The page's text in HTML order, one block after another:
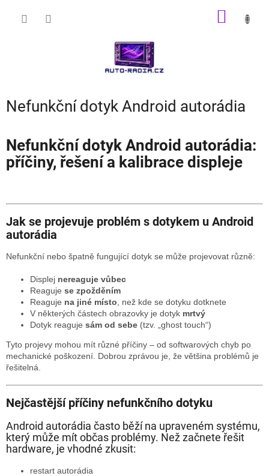
Nefunkční dotyk Android autorádia
Nefunkční dotyk Android autorádia:
příčiny, řešení a kalibrace displeje
Jak se projevuje problém s dotykem u Android
autorádia
Nefunkční nebo špatně fungující dotyk se může projevovat různě:
Displej nereaguje vůbec
Reaguje se zpožděním
Reaguje na jiné místo, než kde se dotyku dotknete
V některých částech obrazovky je dotyk mrtvý
Dotyk reaguje sám od sebe (tzv. „ghost touch“)
Tyto projevy mohou mít různé příčiny – od softwarových chyb po
mechanické poškození. Dobrou zprávou je, že většina problémů je
řešitelná.
Nejčastější příčiny nefunkčního dotyku
Android autorádia často běží na upraveném systému,
který může mít občas problémy. Než začnete řešit
hardware, je vhodné zkusit:
restart autorádia